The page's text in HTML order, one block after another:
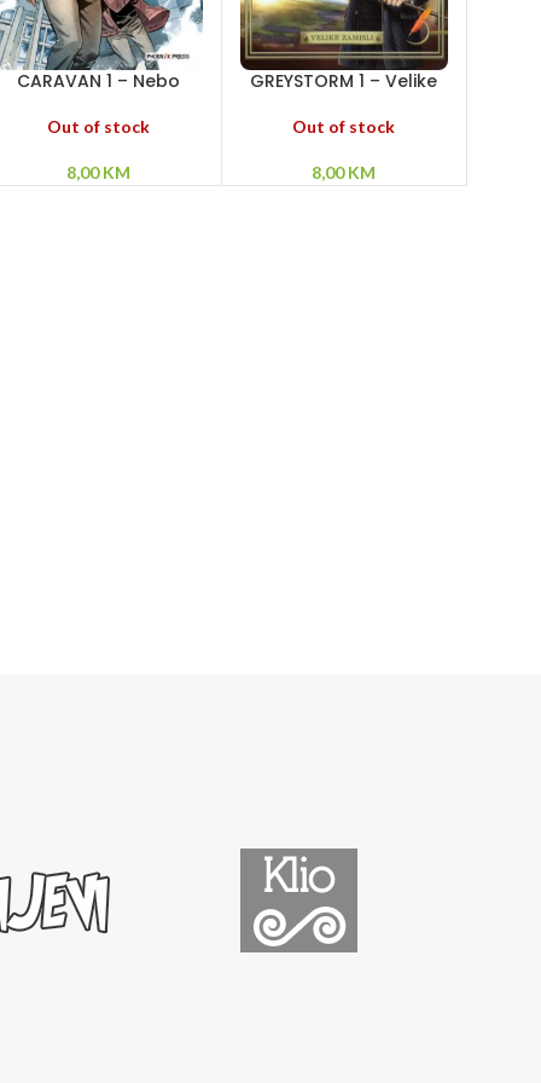
CARAVAN 1 – Nebo
Out of stock
8,00KM
GREYSTORM 1 – Velike
Out of stock
8,00KM